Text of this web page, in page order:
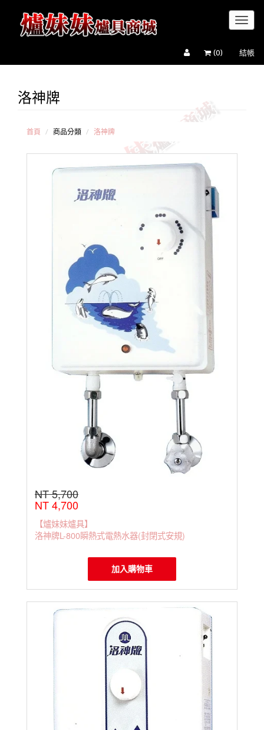
(0) 結帳
電洛神牌
首頁 商品分類 洛神牌
NT 5,700
NT 4,700
【爐妹妹爐具】
洛神牌L-800瞬熱式電熱水器(封閉式安規)
加入購物車